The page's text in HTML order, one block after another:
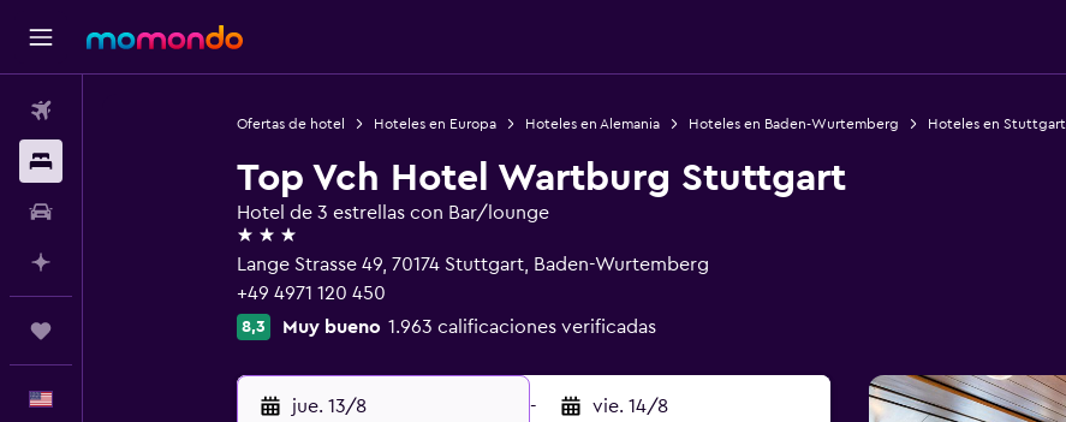
Ofertas de hotel Hoteles en Europa Hoteles en Alemania Hoteles en Baden-Wurtemberg Hoteles en Stuttgart
Top Vch Hotel Wartburg Stuttgart
Hotel de 3 estrellas con Bar/lounge
3 estrellas
Lange Strasse 49, 70174 Stuttgart, Baden-Wurtemberg
+49 4971 120 450
8,3 Muy bueno 1.963 calificaciones verificadas
jue. 13/8 - vie. 14/8